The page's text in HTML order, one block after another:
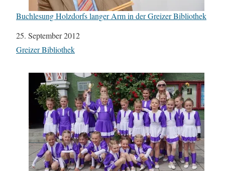
Buchlesung Holzdorfs langer Arm in der Greizer Bibliothek
Datum
25. September 2012
In Bezug auf
Greizer Bibliothek